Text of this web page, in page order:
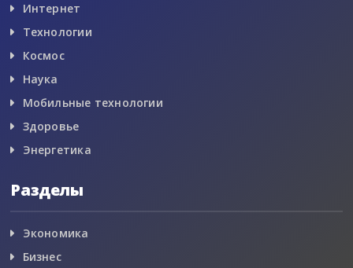
Интернет
Технологии
Космос
Наука
Мобильные технологии
Здоровье
Энергетика
Разделы
Экономика
Бизнес